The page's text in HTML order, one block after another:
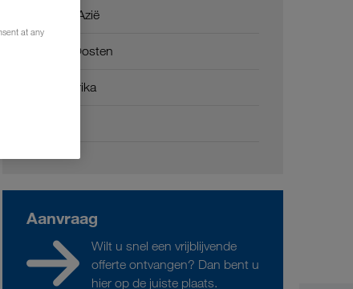
Centraal-Azië
Midden-Oosten
Noord-Afrika
Aanvraag
Wilt u snel een vrijblijvende
offerte ontvangen? Dan bent u
hier op de juiste plaats.
at any